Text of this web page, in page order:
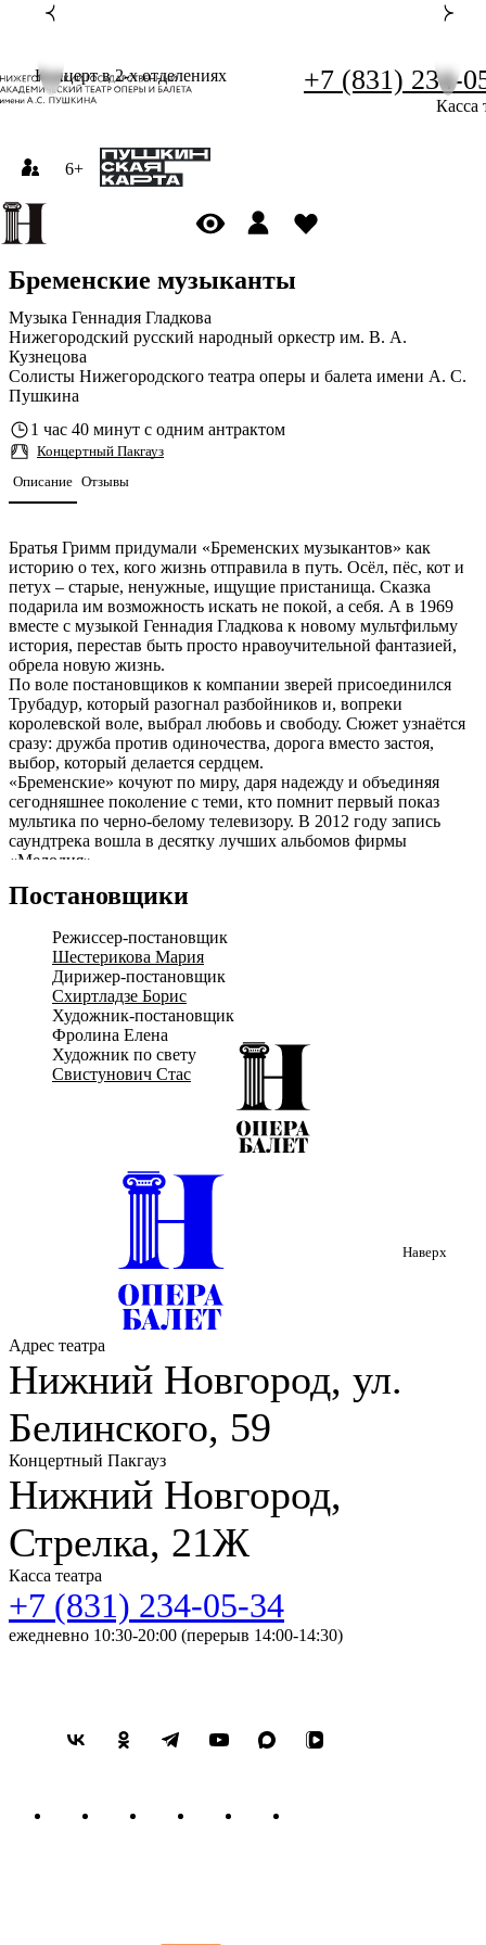
+7 (831) 234-
Касса
Концерт в 2-х отделениях
6+
Бременские музыканты
Музыка Геннадия Гладкова
Нижегородский русский народный оркестр им. В. А.
Кузнецова
Солисты Нижегородского театра оперы и балета имени А. С.
Пушкина
1 час 40 минут с одним антрактом
Концертный Пакгауз
Описание Отзывы
Братья Гримм придумали «Бременских музыкантов» как
историю о тех, кого жизнь отправила в путь. Осёл, пёс, кот и
петух – старые, ненужные, ищущие пристанища. Сказка
подарила им возможность искать не покой, а себя. А в 1969
вместе с музыкой Геннадия Гладкова к новому мультфильму
история, перестав быть просто нравоучительной фантазией,
обрела новую жизнь.
По воле постановщиков к компании зверей присоединился
Трубадур, который разогнал разбойников и, вопреки
королевской воле, выбрал любовь и свободу. Сюжет узнаётся
сразу: дружба против одиночества, дорога вместо застоя,
выбор, который делается сердцем.
«Бременские» кочуют по миру, даря надежду и объединяя
сегодняшнее поколение с теми, кто помнит первый показ
мультика по черно-белому телевизору. В 2012 году запись
саундтрека вошла в десятку лучших альбомов фирмы
«Мелодия».
Осёл и Пёс, Кот и Петух, Атаманша и Король – встретятся
Нижегородского оперного театра и Нижегородского русского
народного оркестра имени В.А. Кузнецова «Бременские
музыканты», вот уже в который раз следуя за своим
призванием, принесут людям смех и радость.
Постановщики
Режиссер-постановщик
Шестерикова Мария
Дирижер-постановщик
Схиртладзе Борис
Художник-постановщик
Фролина Елена
Художник по свету
Свистунович Стас
Наверх
Адрес театра
Нижний Новгород, ул.
Белинского, 59
Концертный Пакгауз
Нижний Новгород,
Стрелка, 21Ж
Касса театра
+7 (831) 234-05-34
ежедневно 10:30-20:00 (перерыв 14:00-14:30)